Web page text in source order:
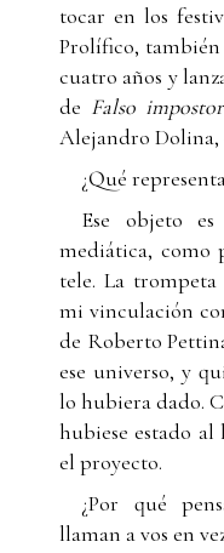
tocar en los
Prolífico, también
cuatro años y
de Falso impostor
Alejandro Dolina,
¿Qué
Ese objeto
mediática, como
tele. La
mi vinculación
de Roberto
ese universo, y
lo hubiera dado.
hubiese estado
el proyecto.
¿Por qué
llaman a vos en